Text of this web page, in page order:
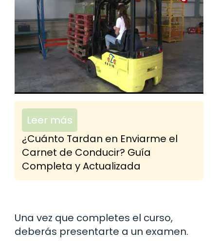
Leer más
¿Cuánto Tardan en Enviarme el
Carnet de Conducir? Guía
Completa y Actualizada
Una vez que completes el curso,
deberás presentarte a un examen.